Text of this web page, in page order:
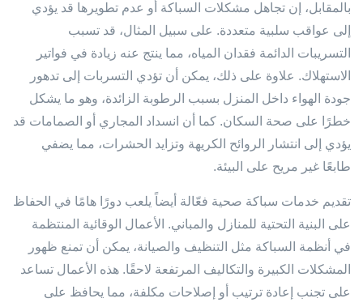
بالمقابل، إن تجاهل مشكلات السباكة أو عدم تطويرها قد يؤدي
إلى عواقب سلبية متعددة. على سبيل المثال، قد تسبب
التسريبات الدائمة فقدان المياه، مما ينتج عنه زيادة في فواتير
الاستهلاك. علاوة على ذلك، يمكن أن تؤدي التسربات إلى تدهور
جودة الهواء داخل المنزل بسبب الرطوبة الزائدة، وهو ما يشكل
خطرًا على صحة السكان. كما أن انسداد المجاري أو الصمامات قد
يؤدي إلى انتشار الروائح الكريهة وتزايد الحشرات، مما يضفي
طابعًا غير مريح على البيئة.
تقديم خدمات سباكة صحية فعّالة أيضاً يلعب دورًا هامًا في الحفاظ
على البنية التحتية للمنازل والمباني. الأعمال الوقائية المنتظمة
في أنظمة السباكة مثل التنظيف والصيانة، يمكن أن تمنع ظهور
المشكلات الكبيرة والتكاليف المرتفعة لاحقًا. هذه الأعمال تساعد
على تجنب إعادة ترتيب أو إصلاحات مكلفة، مما يحافظ على